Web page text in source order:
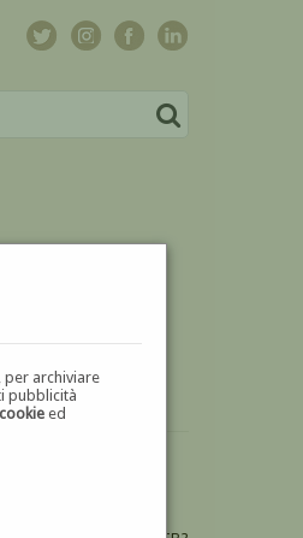
per archiviare
pubblicità
ed